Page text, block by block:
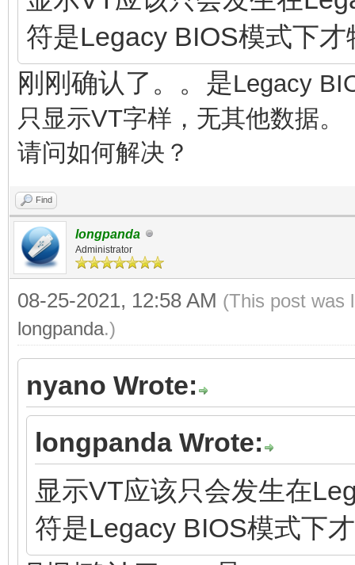
符是Legacy BIOS模式下
刚刚确认了。。是Legacy
只显示VT字样，无其他数据。
请问如何解决？
Find
longpanda
Administrator
08-25-2021, 12:58 AM (This post was
longpanda.)
nyano Wrote:
longpanda Wrote:
显示VT应该只会发生在
符是Legacy BIOS模式下